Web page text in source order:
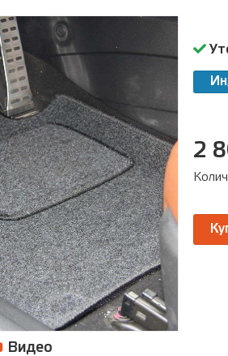
2
Видео